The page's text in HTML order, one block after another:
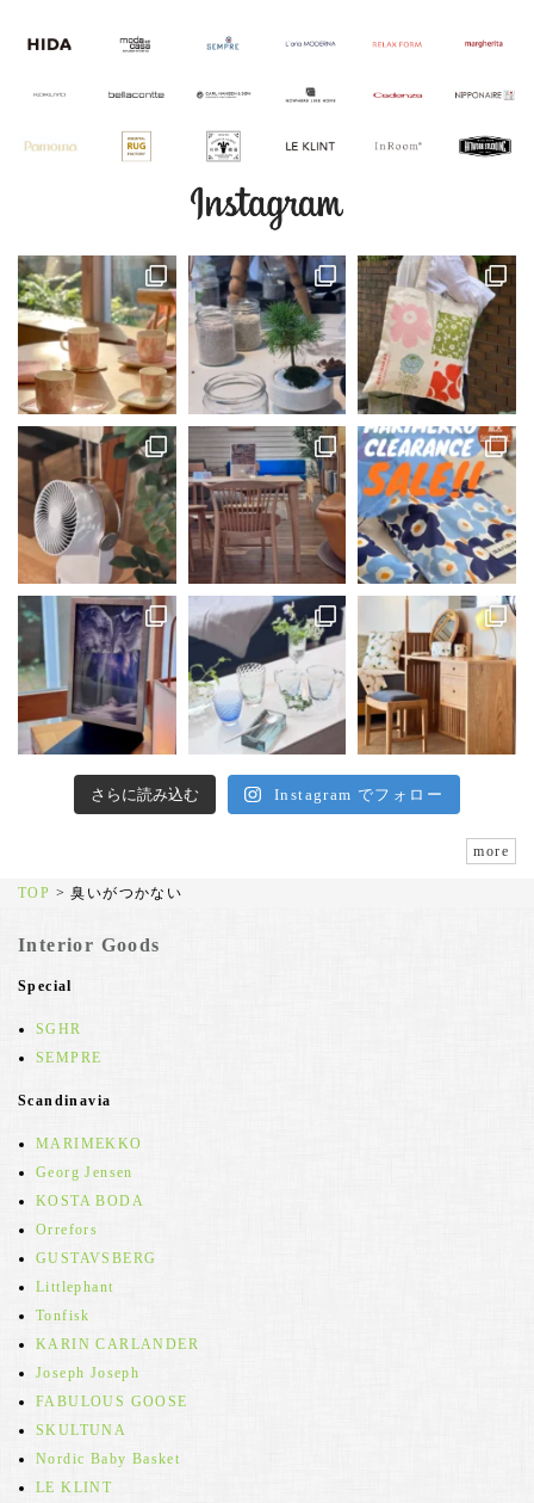
さらに読み込む Instagram でフォロー
more
TOP >臭いがつかない
Interior Goods
Special
SGHR
SEMPRE
Scandinavia
MARIMEKKO
Georg Jensen
KOSTA BODA
Orrefors
GUSTAVSBERG
Littlephant
Tonfisk
KARIN CARLANDER
Joseph Joseph
FABULOUS GOOSE
SKULTUNA
Nordic Baby Basket
LE KLINT